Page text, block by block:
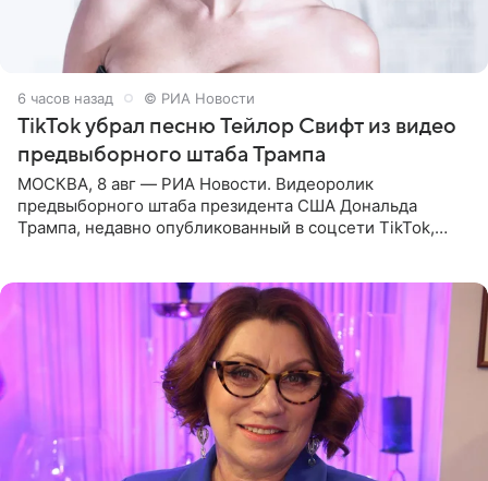
6 часов назад © РИА Новости
TikTok убрал песню Тейлор Свифт из видео
предвыборного штаба Трампа
МОСКВА, 8 авг — РИА Новости. Видеоролик
предвыборного штаба президента США Дональда
Трампа, недавно опубликованный в соцсети TikTok,